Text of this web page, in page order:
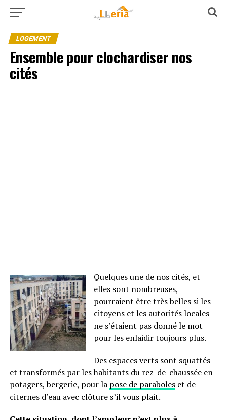
LOGEMENT
Ensemble pour clochardiser nos
cités
Quelques une de nos cités, et
elles sont nombreuses,
pourraient être très belles si les
citoyens et les autorités locales
ne s’étaient pas donné le mot
pour les enlaidir toujours plus.
Des espaces verts sont squattés
et transformés par les habitants du rez-de-chaussée en
potagers, bergerie, pour la pose de paraboleset de
citernes d’eau avec clôture s’il vous plait.